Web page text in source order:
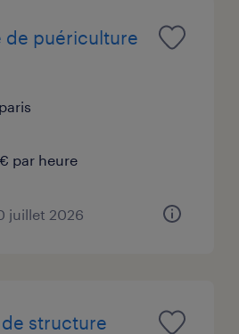
de puériculture
par heure
juillet 2026
structure